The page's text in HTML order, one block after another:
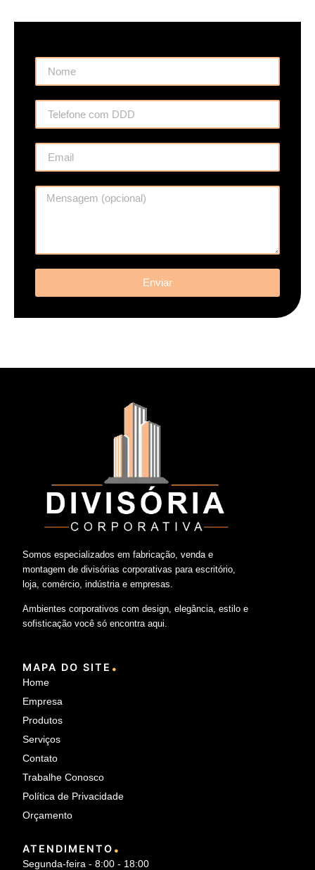
Enviar
Somos especializados em fabricação, venda e
montagem de divisórias corporativas para escritório,
loja, comércio, indústria e empresas.
Ambientes corporativos com design, elegância, estilo e
sofisticação você só encontra aqui.
MAPA DO SITE .
Home
Empresa
Produtos
Serviços
Contato
Trabalhe Conosco
Política de Privacidade
Orçamento
ATENDIMENTO .
Segunda-feira - 8:00 - 18:00